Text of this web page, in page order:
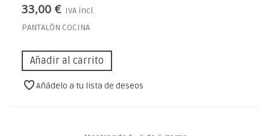
33,00 € IVA incl.
PANTALÓN COCINA
Añadir al carrito
Añádelo a tu lista de deseos